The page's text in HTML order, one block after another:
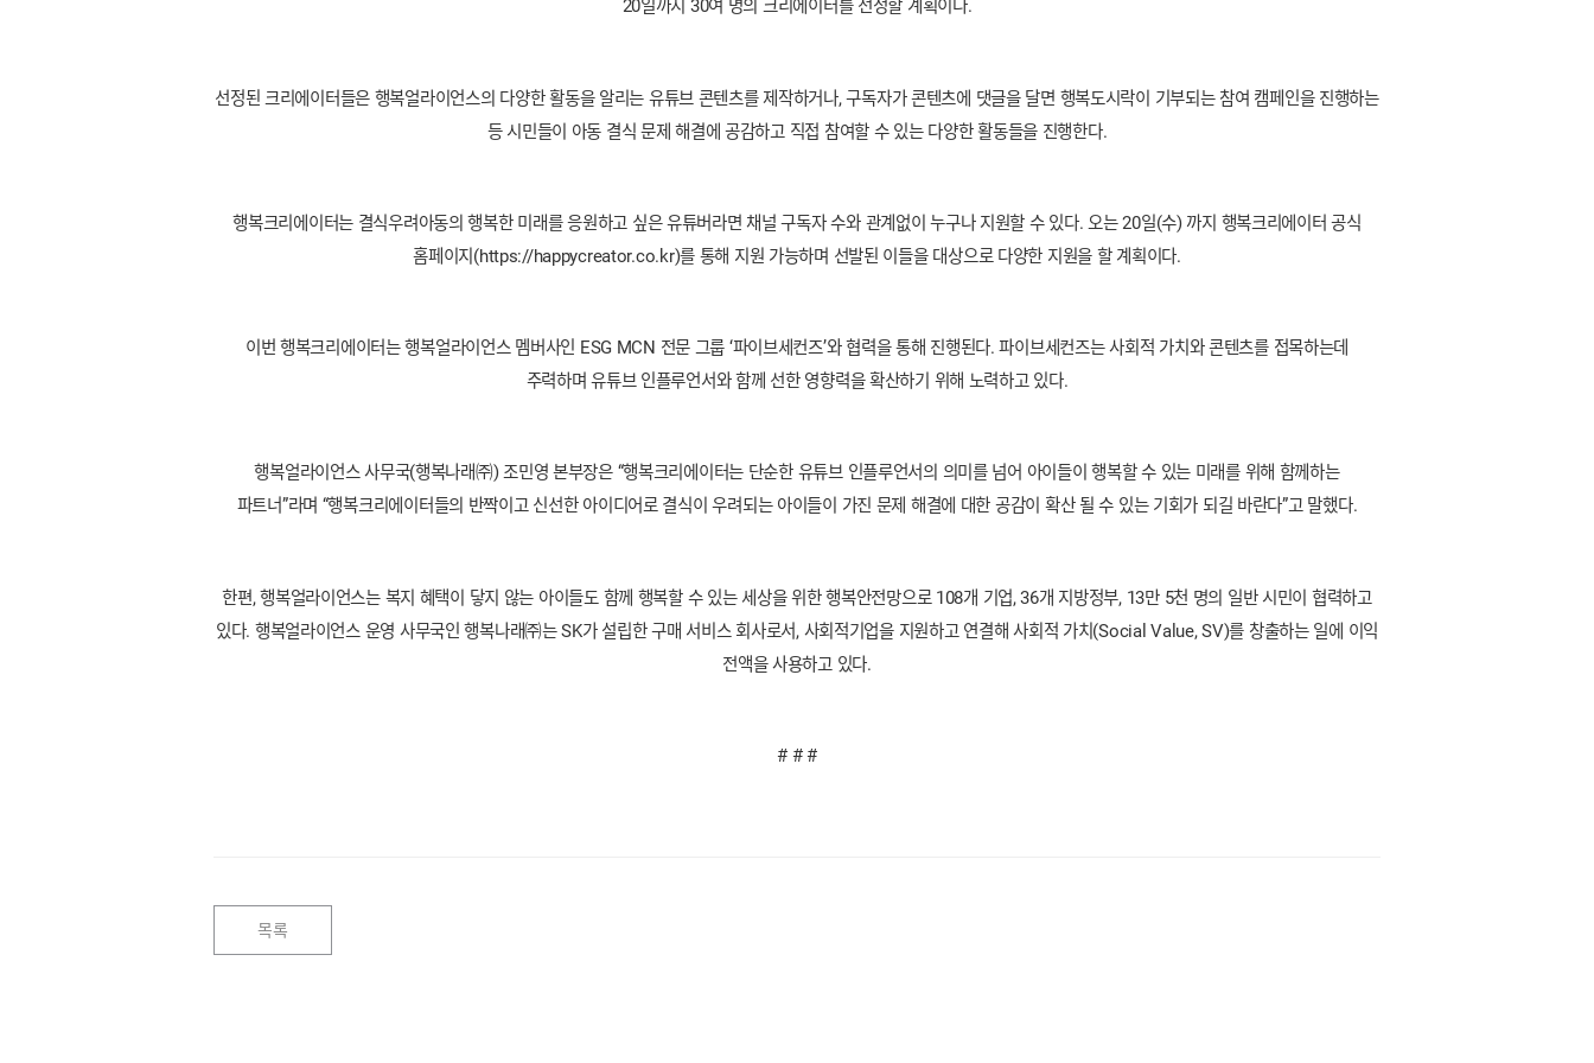
20일까지 30여 명의 크리에이터를 선정할 계획이다.
선정된 크리에이터들은 행복얼라이언스의 다양한 활동을 알리는 유튜브 콘텐츠를 제작하거나, 구독자가 콘텐츠에 댓글을 달면 행복도시락이 기부되는 참여 캠페인을 진행하는
등 시민들이 아동 결식 문제 해결에 공감하고 직접 참여할 수 있는 다양한 활동들을 진행한다.
행복크리에이터는 결식우려아동의 행복한 미래를 응원하고 싶은 유튜버라면 채널 구독자 수와 관계없이 누구나 지원할 수 있다. 오는 20일(수) 까지 행복크리에이터 공식
홈페이지(https://happycreator.co.kr)를 통해 지원 가능하며 선발된 이들을 대상으로 다양한 지원을 할 계획이다.
이번 행복크리에이터는 행복얼라이언스 멤버사인 ESG MCN 전문 그룹 ‘파이브세컨즈’와 협력을 통해 진행된다. 파이브세컨즈는 사회적 가치와 콘텐츠를 접목하는데
주력하며 유튜브 인플루언서와 함께 선한 영향력을 확산하기 위해 노력하고 있다.
행복얼라이언스 사무국(행복나래㈜) 조민영 본부장은 “행복크리에이터는 단순한 유튜브 인플루언서의 의미를 넘어 아이들이 행복할 수 있는 미래를 위해 함께하는
파트너”라며 “행복크리에이터들의 반짝이고 신선한 아이디어로 결식이 우려되는 아이들이 가진 문제 해결에 대한 공감이 확산 될 수 있는 기회가 되길 바란다”고 말했다.
한편, 행복얼라이언스는 복지 혜택이 닿지 않는 아이들도 함께 행복할 수 있는 세상을 위한 행복안전망으로 108개 기업, 36개 지방정부, 13만 5천 명의 일반 시민이 협력하고
있다. 행복얼라이언스 운영 사무국인 행복나래㈜는 SK가 설립한 구매 서비스 회사로서, 사회적기업을 지원하고 연결해 사회적 가치(Social Value, SV)를 창출하는 일에 이익
전액을 사용하고 있다.
# # #
목록